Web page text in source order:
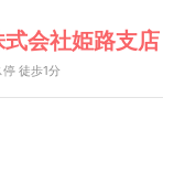
会社姫路支店
徒歩1分